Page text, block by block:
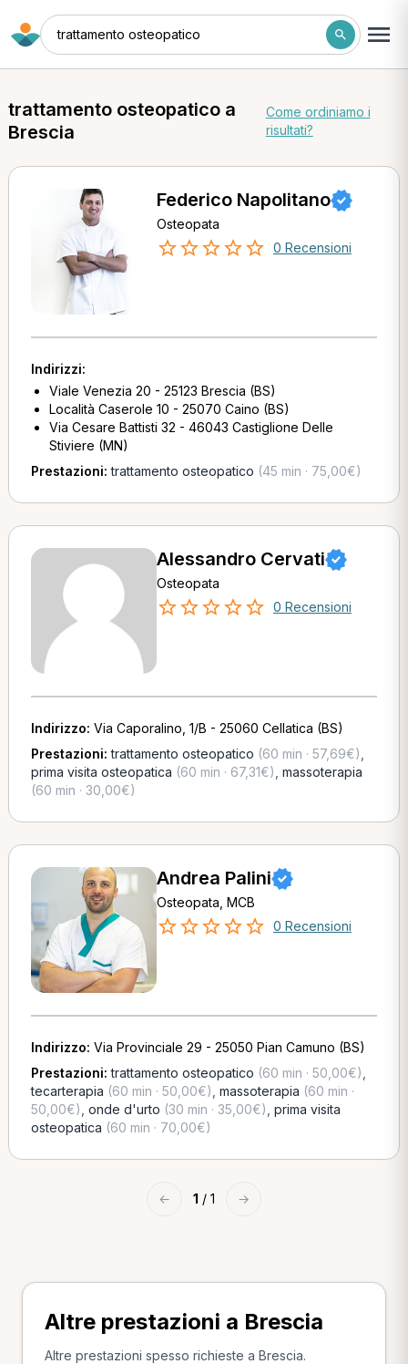
trattamento osteopatico
trattamento osteopatico a
Brescia
Come ordiniamo i
risultati?
Federico Napolitano
Osteopata
0 Recensioni
Indirizzi:
Viale Venezia 20 - 25123 Brescia (BS)
Località Caserole 10 - 25070 Caino (BS)
Via Cesare Battisti 32 - 46043 Castiglione Delle
Stiviere (MN)
Prestazioni:trattamento osteopatico (45 min · 75,00€)
Alessandro Cervati
Osteopata
0 Recensioni
Indirizzo: Via Caporalino, 1/B - 25060 Cellatica (BS)
Prestazioni:trattamento osteopatico (60 min · 57,69€)
prima visita osteopatica (60 min · 67,31€) massoterapia
(60 min · 30,00€)
Andrea Palini
Osteopata, MCB
0 Recensioni
Indirizzo: Via Provinciale 29 - 25050 Pian Camuno (BS)
Prestazioni:trattamento osteopatico (60 min · 50,00€)
tecarterapia (60 min · 50,00€) massoterapia (60 min ·
50,00€) onde d'urto (30 min · 35,00€) prima visita
osteopatica (60 min · 70,00€)
← 1 / 1 →
Altre prestazioni a Brescia
Altre prestazioni spesso richieste a Brescia.